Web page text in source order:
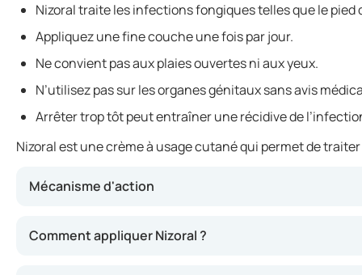
Nizoral traite les infections fongiques telles que le pied
Appliquez une fine couche une fois par jour.
Ne convient pas aux plaies ouvertes ni aux yeux.
N’utilisez pas sur les organes génitaux sans avis
Arrêter trop tôt peut entraîner une récidive de
Nizoral est une crème à usage cutané qui permet de
Mécanisme d'action
Comment appliquer Nizoral ?